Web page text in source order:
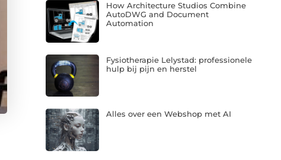
How Architecture Studios Combine
AutoDWG and Document
Automation
Fysiotherapie Lelystad: professionele
hulp bij pijn en herstel
Alles over een Webshop met AI